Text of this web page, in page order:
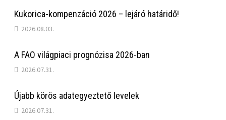
Kukorica-kompenzáció 2026 – lejáró határidő!
2026.08.03.
A FAO világpiaci prognózisa 2026-ban
2026.07.31.
Újabb körös adategyeztető levelek
2026.07.31.